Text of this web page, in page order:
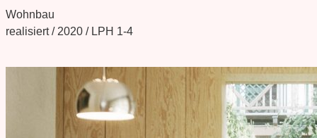
Wohnbau
realisiert / 2020 / LPH 1-4